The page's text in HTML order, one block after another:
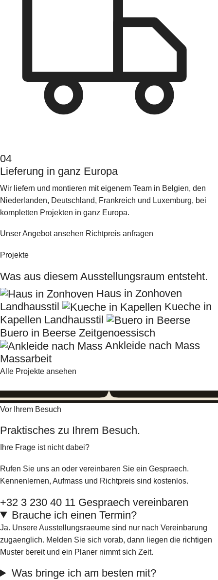
04
Lieferung in ganz Europa
Wir liefern und montieren mit eigenem Team in Belgien, den
Niederlanden, Deutschland, Frankreich und Luxemburg, bei
kompletten Projekten in ganz Europa.
Unser Angebot ansehen Richtpreis anfragen
Projekte
Was aus diesem Ausstellungsraum entsteht.
Haus in Zonhoven
Landhausstil
Kueche in
Kapellen Landhausstil
Buero in Beerse Zeitgenoessisch
Ankleide nach Mass
Massarbeit
Alle Projekte ansehen
Vor Ihrem Besuch
Praktisches zu Ihrem Besuch.
Ihre Frage ist nicht dabei?
Rufen Sie uns an oder vereinbaren Sie ein Gespraech.
Kennenlernen, Aufmass und Richtpreis sind kostenlos.
+32 3 230 40 11 Gespraech vereinbaren
Brauche ich einen Termin?
Ja. Unsere Ausstellungsraeume sind nur nach Vereinbarung
zugaenglich. Melden Sie sich vorab, dann liegen die richtigen
Muster bereit und ein Planer nimmt sich Zeit.
Was bringe ich am besten mit?